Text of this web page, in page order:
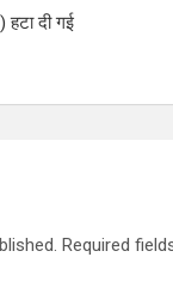
दी गई
Required